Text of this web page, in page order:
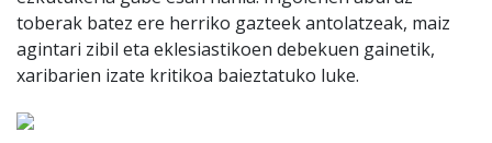
toberak batez ere herriko gazteek antolatzeak, maiz
agintari zibil eta eklesiastikoen debekuen gainetik,
xaribarien izate kritikoa baieztatuko luke.